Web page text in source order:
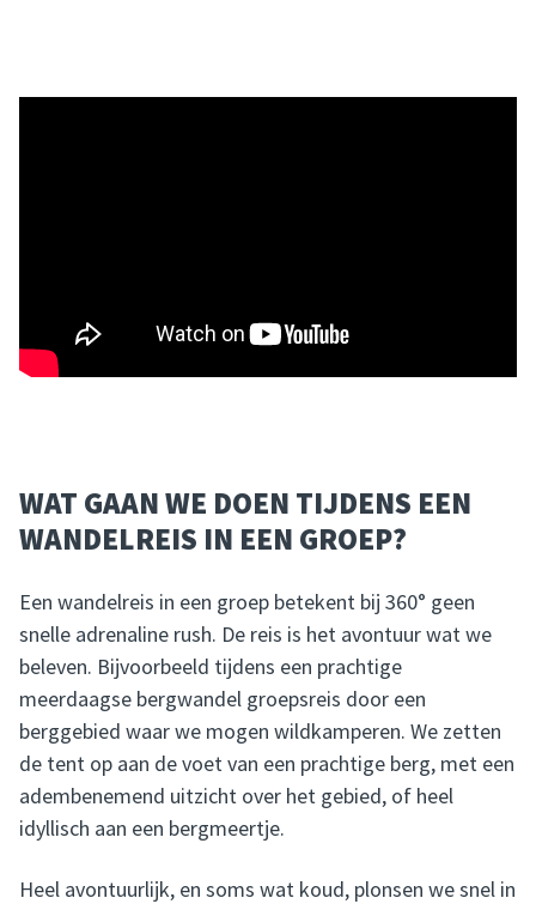
WAT GAAN WE DOEN TIJDENS EEN
WANDELREIS IN EEN GROEP?
Een wandelreis in een groep betekent bij 360° geen
snelle adrenaline rush. De reis is het avontuur wat we
beleven. Bijvoorbeeld tijdens een prachtige
meerdaagse bergwandel groepsreis door een
berggebied waar we mogen wildkamperen. We zetten
de tent op aan de voet van een prachtige berg, met een
adembenemend uitzicht over het gebied, of heel
idyllisch aan een bergmeertje.
Heel avontuurlijk, en soms wat koud, plonsen we snel in